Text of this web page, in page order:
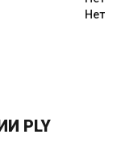
Нет
PLY